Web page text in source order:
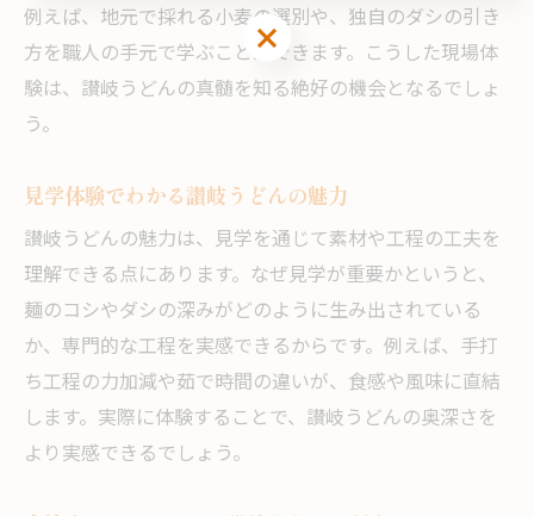
例えば、地元で採れる小麦の選別や、独自のダシの引き
方を職人の手元で学ぶことができます。こうした現場体
験は、讃岐うどんの真髄を知る絶好の機会となるでしょ
う。
見学体験でわかる讃岐うどんの魅力
讃岐うどんの魅力は、見学を通じて素材や工程の工夫を
理解できる点にあります。なぜ見学が重要かというと、
麺のコシやダシの深みがどのように生み出されている
か、専門的な工程を実感できるからです。例えば、手打
ち工程の力加減や茹で時間の違いが、食感や風味に直結
します。実際に体験することで、讃岐うどんの奥深さを
より実感できるでしょう。
お問い合わせはこちら